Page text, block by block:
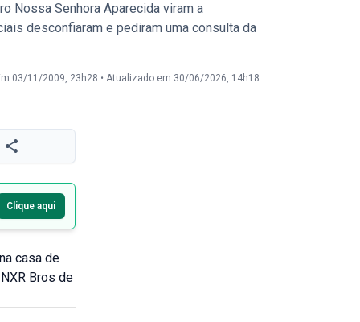
Nossa Senhora Aparecida viram a
desconfiaram e pediram uma consulta da
03/11/2009, 23h28 • Atualizado em 30/06/2026, 14h18
Clique aqui
casa de
Bros de